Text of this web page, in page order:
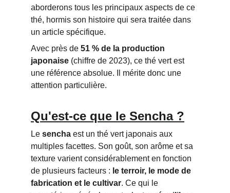
aborderons tous les principaux aspects de ce
thé, hormis son histoire qui sera traitée dans
un article spécifique.
Avec près de 51 % de la production
japonaise (chiffre de 2023), ce thé vert est
une référence absolue. Il mérite donc une
attention particulière.
Qu'est-ce que le Sencha ?
Le sencha est un thé vert japonais aux
multiples facettes. Son goût, son arôme et sa
texture varient considérablement en fonction
de plusieurs facteurs : le terroir, le mode de
fabrication et le cultivar. Ce qui le